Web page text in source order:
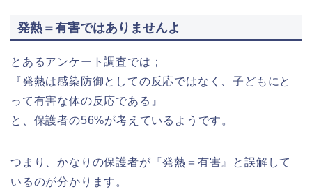
発熱＝有害ではありませんよ
とあるアンケート調査では；
『発熱は感染防御としての反応ではなく、子どもにと
って有害な体の反応である』
と、保護者の56%が考えているようです。
つまり、かなりの保護者が『発熱＝有害』と誤解して
いるのが分かります。